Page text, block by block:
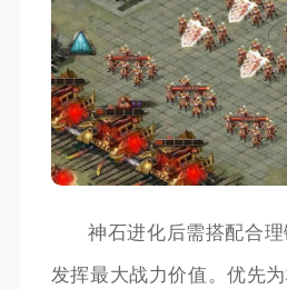
神石进化后需搭配合理
发挥最大战力价值。优先